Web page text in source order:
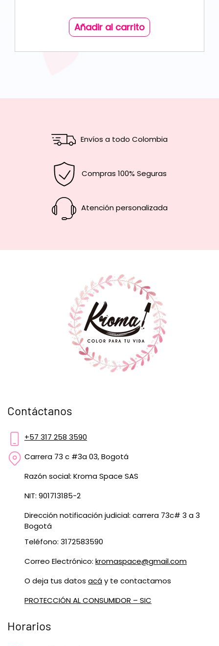
Añadir al carrito
Envíos a todo Colombia
Compras 100% Seguras
Atención personalizada
Contáctanos
+57 317 258 3590
Carrera 73 c #3a 03, Bogotá
Razón social: Kroma Space SAS
NIT: 901713185-2
Dirección notificación judicial: carrera 73c# 3 a 3
Bogotá
Teléfono: 3172583590
Correo Electrónico: kromaspace@gmail.com
O deja tus datos acáy te contactamos
PROTECCIÓN AL CONSUMIDOR – SIC
Horarios